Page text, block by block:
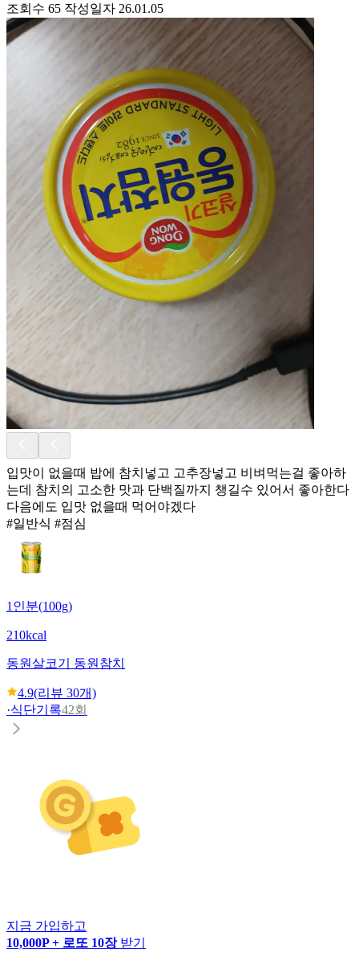
조회수 65 작성일자 26.01.05
입맛이 없을때 밥에 참치넣고 고추장넣고 비벼먹는걸 좋아하
는데 참치의 고소한 맛과 단백질까지 챙길수 있어서 좋아한다
다음에도 입맛 없을때 먹어야겠다
#일반식 #점심
1인분(100g)
210kcal
동원살코기 동원참치
4.9(리뷰 30개)
·식단기록42회
지금 가입하고
10,000P + 로또 10장 받기